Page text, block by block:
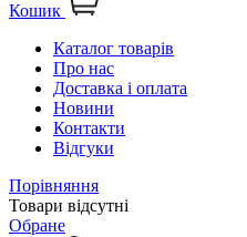
Кошик
Каталог товарів
Про нас
Доставка і оплата
Новини
Контакти
Відгуки
Порівняння
Товари відсутні
Обране